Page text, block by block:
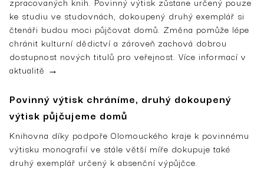
ke studiu ve studovnách, dokoupený druhý exemplář si
čtenáři budou moci půjčovat domů. Změna pomůže lépe
chránit kulturní dědictví a zároveň zachová dobrou
dostupnost nových titulů pro veřejnost. Více informací v
aktualitě →
Povinný výtisk chráníme, druhý dokoupený
výtisk půjčujeme domů
Knihovna díky podpoře Olomouckého kraje k povinnému
výtisku monografií ve stále větší míře dokupuje také
druhý exemplář určený k absenční výpůjčce.